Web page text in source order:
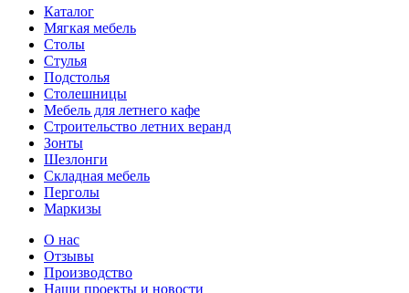
Каталог
Мягкая мебель
Столы
Стулья
Подстолья
Столешницы
Мебель для летнего кафе
Строительство летних веранд
Зонты
Шезлонги
Складная мебель
Перголы
Маркизы
О нас
Отзывы
Производство
Наши проекты и новости